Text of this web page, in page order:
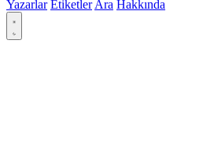
Yazarlar Etiketler Ara Hakkında